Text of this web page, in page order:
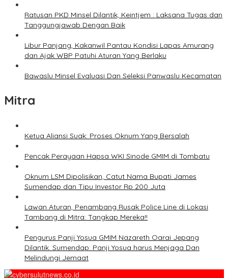
Ratusan PKD Minsel Dilantik, Keintjem : Laksana Tugas dan
Tanggungjawab Dengan Baik
Libur Panjang, Kakanwil Pantau Kondisi Lapas Amurang
dan Ajak WBP Patuhi Aturan Yang Berlaku
Bawaslu Minsel Evaluasi Dan Seleksi Panwaslu Kecamatan
Mitra
Ketua Aliansi Suak: Proses Oknum Yang Bersalah
Pencak Perayaan Hapsa WKI Sinode GMIM di Tombatu
Oknum LSM Dipolisikan, Catut Nama Bupati James
Sumendap dan Tipu Investor Rp 200 Juta
Lawan Aturan, Penambang Rusak Police Line di Lokasi
Tambang di Mitra: Tangkap Mereka!!
Pengurus Panji Yosua GMIM Nazareth Oarai Jepang
Dilantik. Sumendap: Panji Yosua harus Menjaga Dan
Melindungi Jemaat